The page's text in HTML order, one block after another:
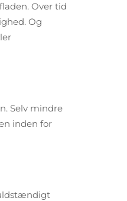
Over tid
Og
Selv mindre
inden for